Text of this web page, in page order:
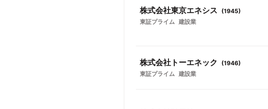
株式会社東京エネシス (1945)
東証プライム 建設業
株式会社トーエネック (1946)
東証プライム 建設業